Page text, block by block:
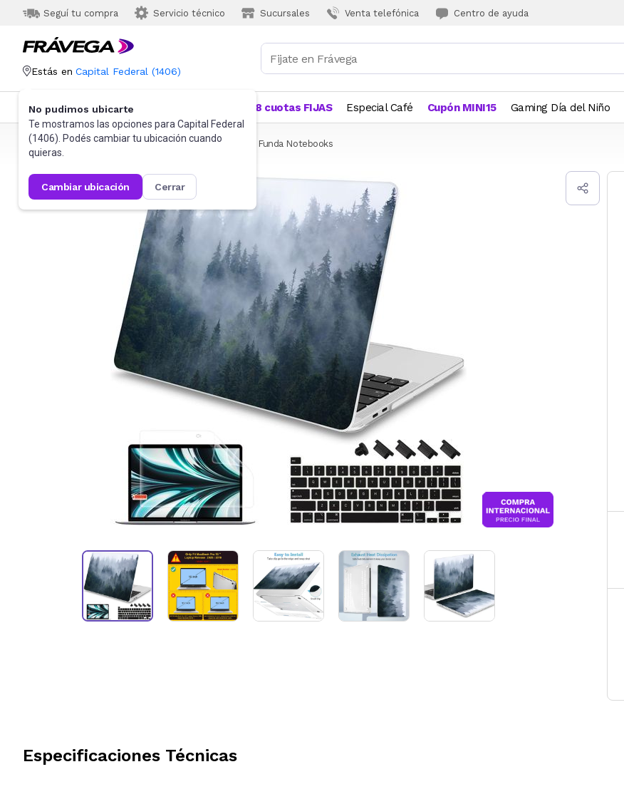
Seguí tu compra Servicio técnico Sucursales Venta telefónica Centro de ayuda
Estás en Capital Federal (1406)
No pudimos ubicarte
Te mostramos las opciones para Capital Federal
(1406). Podés cambiar tu ubicación cuando
quieras.
cambiar ubicación cerrar
Categorías Más Vendidos 18 cuotas FIJAS Especial Café Cupón MINI15 Gaming Día del Niño
Frávega Informática Accesorios de Informática Funda Notebooks
Especificaciones Técnicas